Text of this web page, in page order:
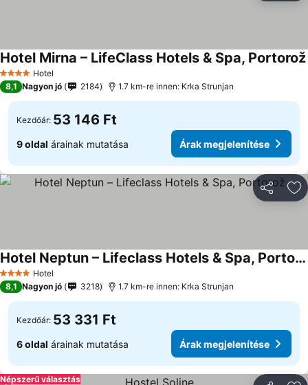
4 KategóriaHotel
Hotel Mirna – LifeClass Hotels & Spa, Portorož
8,1 Nagyon jó 2184 1.7 km-re innen: Krka Strunjan
Kezdőár: 53 146 Ft
9 oldal árainak mutatása Árak megjelenítése
4 KategóriaHotel
Hotel Neptun – Lifeclass Hotels & Spa, Portorož
Árak megjelenítése
8,1 Nagyon jó 3218 1.7 km-re innen: Krka Strunjan
Kezdőár: 53 331 Ft
6 oldal árainak mutatása Árak megjelenítése
Népszerű választás